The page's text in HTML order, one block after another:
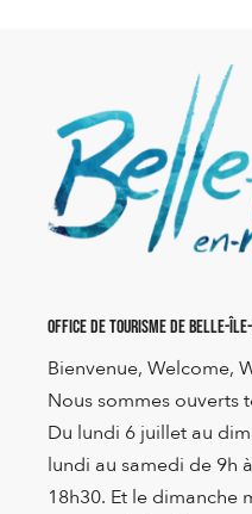
Office de Tourisme de Belle-
Bienvenue, Welcome,
Nous sommes ouverts
Du lundi 6 juillet au
lundi au samedi de 9h
18h30. Et le dimanche